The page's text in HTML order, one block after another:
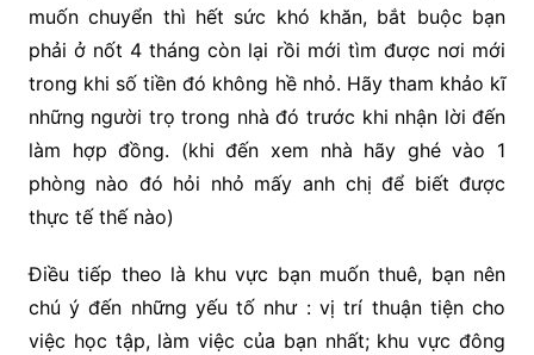
muốn chuyển thì hết sức khó khăn, bắt buộc bạn
phải ở nốt 4 tháng còn lại rồi mới tìm được nơi mới
trong khi số tiền đó không hề nhỏ. Hãy tham khảo kĩ
những người trọ trong nhà đó trước khi nhận lời đến
làm hợp đồng. (khi đến xem nhà hãy ghé vào 1
phòng nào đó hỏi nhỏ mấy anh chị để biết được
thực tế thế nào)
Điều tiếp theo là khu vực bạn muốn thuê, bạn nên
chú ý đến những yếu tố như : vị trí thuận tiện cho
việc học tập, làm việc của bạn nhất; khu vực đông